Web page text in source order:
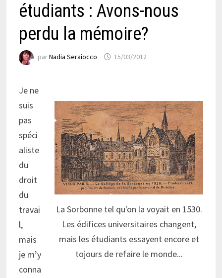
étudiants : Avons-nous
perdu la mémoire?
parNadia Seraiocco 15/03/2012
La Sorbonne tel qu'on la voyait en 1530.
Les édifices universitaires changent,
mais les étudiants essayent encore et
tojours de refaire le monde...
Je ne
suis
pas
spéci
aliste
du
droit
du
travai
l,
mais
je m’y
conna